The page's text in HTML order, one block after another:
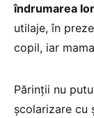
îndrumarea
utilaje, în
copil, iar
Părinții nu
şcolarizare cu